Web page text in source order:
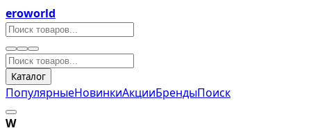
eroworld
Каталог
ПопулярныеНовинкиАкцииБрендыПоиск
W